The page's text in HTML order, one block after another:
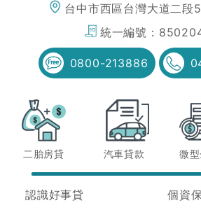
台中市西區台灣大道二段
統一編號：
0800-213886
二胎房貸 汽車貸款 微
認識好事貸 個資